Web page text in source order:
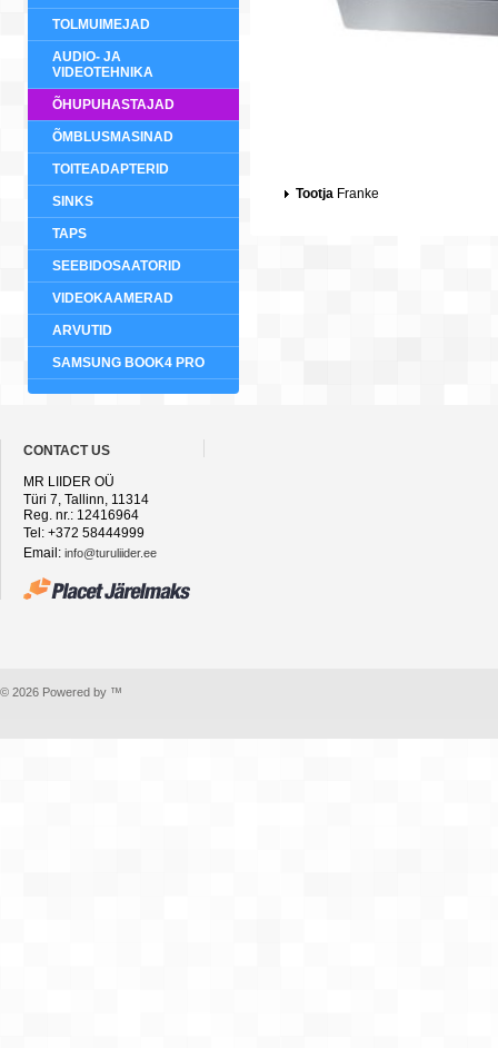
TOLMUIMEJAD
AUDIO- JA
VIDEOTEHNIKA
ÕHUPUHASTAJAD
ÕMBLUSMASINAD
TOITEADAPTERID
SINKS
TAPS
SEEBIDOSAATORID
VIDEOKAAMERAD
ARVUTID
SAMSUNG BOOK4 PRO
Tootja Franke
CONTACT US
MR LIIDER OÜ
Türi 7, Tallinn, 11314
Reg. nr.: 12416964
Tel: +372 58444999
Email: info@turuliider.ee
© 2026 Powered by ™